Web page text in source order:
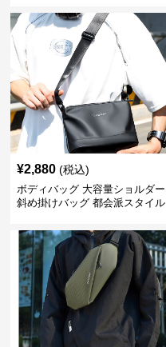
¥2,880 (税込)
ボディバッグ 大容量ショルダー
斜め掛けバッグ 都会派スタイル